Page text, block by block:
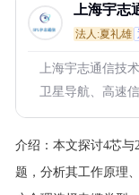
上海宇志
法人:夏礼雄
上海宇志通信技
卫星导航、高速
介绍： 本文探讨4芯与
题，分析其工作原理